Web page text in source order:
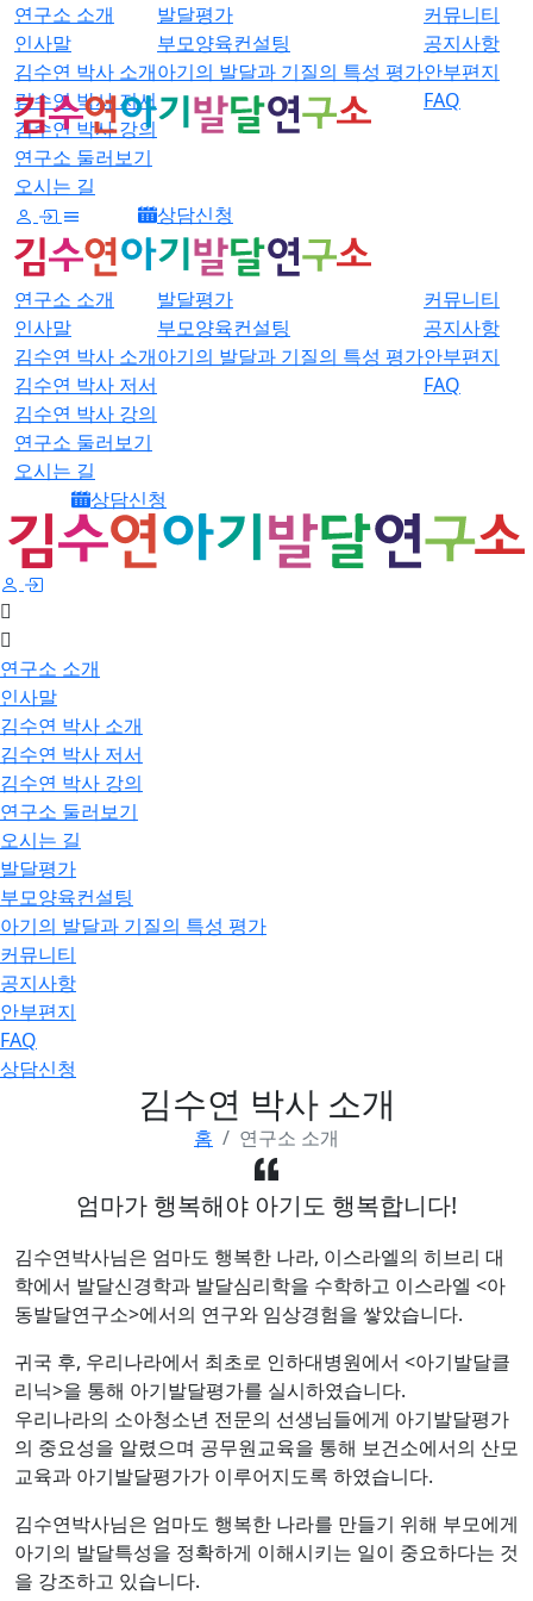
연구소 소개
인사말
김수연 박사 소개
김수연 박사 저서
김수연 박사 강의
연구소 둘러보기
오시는 길
발달평가
부모양육컨설팅
아기의 발달과 기질의 특성 평가
커뮤니티
공지사항
안부편지
FAQ
상담신청
연구소 소개
인사말
김수연 박사 소개
김수연 박사 저서
김수연 박사 강의
연구소 둘러보기
오시는 길
발달평가
부모양육컨설팅
아기의 발달과 기질의 특성 평가
커뮤니티
공지사항
안부편지
FAQ
상담신청
연구소 소개
인사말
김수연 박사 소개
김수연 박사 저서
김수연 박사 강의
연구소 둘러보기
오시는 길
발달평가
부모양육컨설팅
아기의 발달과 기질의 특성 평가
커뮤니티
공지사항
안부편지
FAQ
상담신청
김수연 박사 소개
홈 연구소 소개
엄마가 행복해야 아기도 행복합니다!
김수연박사님은 엄마도 행복한 나라, 이스라엘의 히브리 대
학에서 발달신경학과 발달심리학을 수학하고 이스라엘 <아
동발달연구소>에서의 연구와 임상경험을 쌓았습니다.
귀국 후, 우리나라에서 최초로 인하대병원에서 <아기발달클
리닉>을 통해 아기발달평가를 실시하였습니다.
우리나라의 소아청소년 전문의 선생님들에게 아기발달평가
의 중요성을 알렸으며 공무원교육을 통해 보건소에서의 산모
교육과 아기발달평가가 이루어지도록 하였습니다.
김수연박사님은 엄마도 행복한 나라를 만들기 위해 부모에게
아기의 발달특성을 정확하게 이해시키는 일이 중요하다는 것
을 강조하고 있습니다.